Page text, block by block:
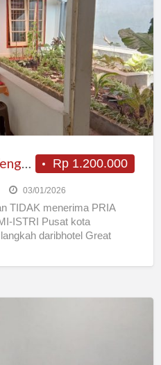
Rp 1.200.000
Kost Putri Nyaman Tengah Kota
03/01/2026
TIDAK menerima PRIA
ISTRI Pusat kota
daribhotel Great